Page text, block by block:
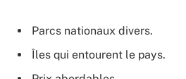
Parcs nationaux divers.
Îles qui entourent le pays.